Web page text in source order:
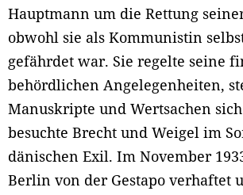
Hauptmann um die Rettung
obwohl sie als Kommunistin
gefährdet war. Sie regelte seine
behördlichen Angelegenheiten,
Manuskripte und Wertsachen
besuchte Brecht und Weigel im
dänischen Exil. Im November
Berlin von der Gestapo verhaftet